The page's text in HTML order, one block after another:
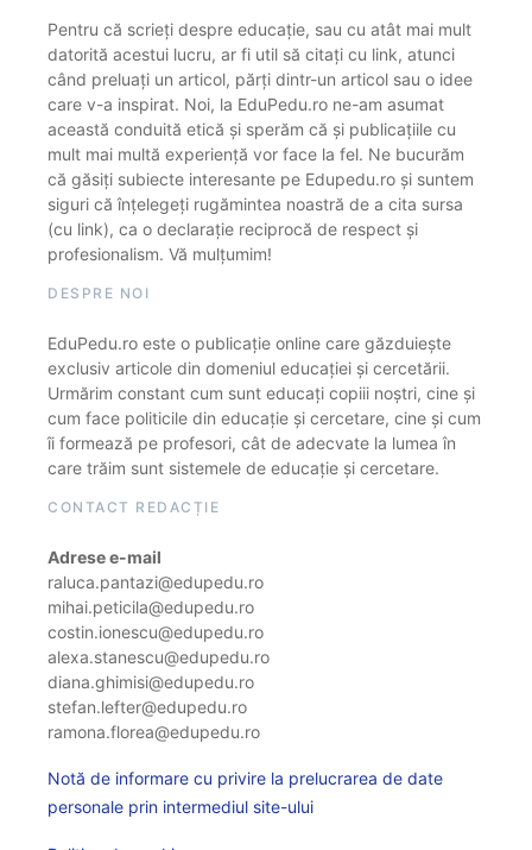
Pentru că scrieți despre educație, sau cu atât mai mult
datorită acestui lucru, ar fi util să citați cu link, atunci
când preluați un articol, părți dintr-un articol sau o idee
care v-a inspirat. Noi, la EduPedu.ro ne-am asumat
această conduită etică și sperăm că și publicațiile cu
mult mai multă experiență vor face la fel. Ne bucurăm
că găsiți subiecte interesante pe Edupedu.ro și suntem
siguri că înțelegeți rugămintea noastră de a cita sursa
(cu link), ca o declarație reciprocă de respect și
profesionalism. Vă mulțumim!
DESPRE NOI
EduPedu.ro este o publicație online care găzduiește
exclusiv articole din domeniul educației și cercetării.
Urmărim constant cum sunt educați copiii noștri, cine și
cum face politicile din educație și cercetare, cine și cum
îi formează pe profesori, cât de adecvate la lumea în
care trăim sunt sistemele de educație și cercetare.
CONTACT REDACȚIE
Adrese e-mail
raluca.pantazi@edupedu.ro
mihai.peticila@edupedu.ro
costin.ionescu@edupedu.ro
alexa.stanescu@edupedu.ro
diana.ghimisi@edupedu.ro
stefan.lefter@edupedu.ro
ramona.florea@edupedu.ro
Notă de informare cu privire la prelucrarea de date
personale prin intermediul site-ului